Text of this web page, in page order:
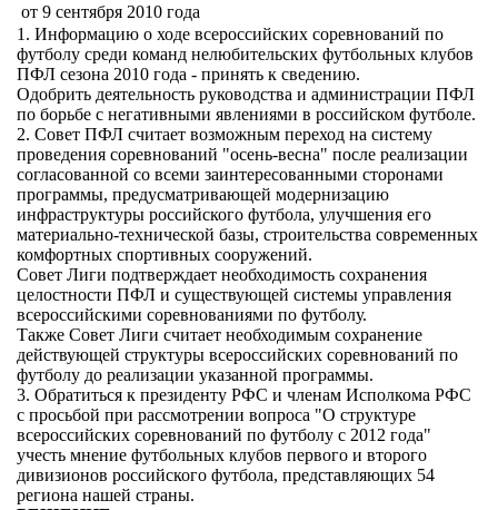
от 9 сентября 2010 года
1. Информацию о ходе всероссийских соревнований по
футболу среди команд нелюбительских футбольных клубов
ПФЛ сезона 2010 года - принять к сведению.
Одобрить деятельность руководства и администрации ПФЛ
по борьбе с негативными явлениями в российском футболе.
2. Совет ПФЛ считает возможным переход на систему
проведения соревнований "осень-весна" после реализации
согласованной со всеми заинтересованными сторонами
программы, предусматривающей модернизацию
инфраструктуры российского футбола, улучшения его
материально-технической базы, строительства современных
комфортных спортивных сооружений.
Совет Лиги подтверждает необходимость сохранения
целостности ПФЛ и существующей системы управления
всероссийскими соревнованиями по футболу.
Также Совет Лиги считает необходимым сохранение
действующей структуры всероссийских соревнований по
футболу до реализации указанной программы.
3. Обратиться к президенту РФС и членам Исполкома РФС
с просьбой при рассмотрении вопроса "О структуре
всероссийских соревнований по футболу с 2012 года"
учесть мнение футбольных клубов первого и второго
дивизионов российского футбола, представляющих 54
региона нашей страны.